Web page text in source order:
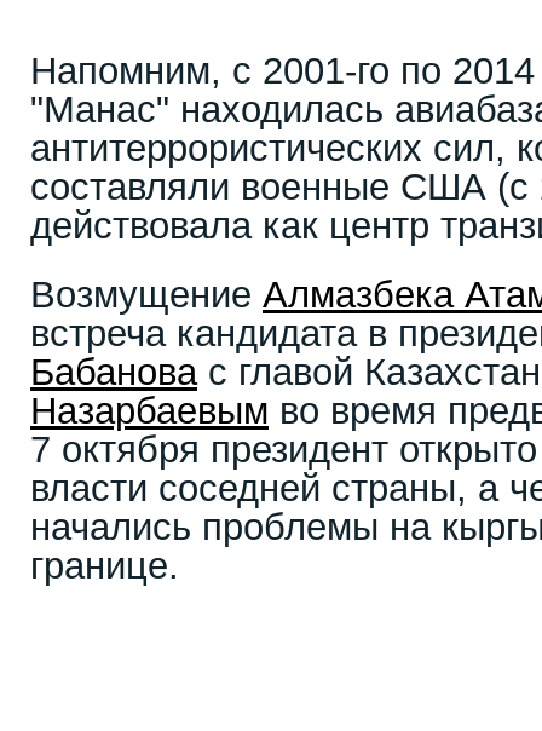
Напомним, с 2001-го по 2014
"Манас" находилась
антитеррористических сил,
составляли военные США (с
действовала как центр
Возмущение Алмазбека
встреча кандидата в
Бабановас главой
Назарбаевым во время
7 октября президент
власти соседней страны, а
начались проблемы на
границе.